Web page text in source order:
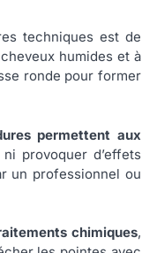
techniques est de
humides et à
ronde pour former
permettent aux
provoquer d’effets
un professionnel ou
chimiques,